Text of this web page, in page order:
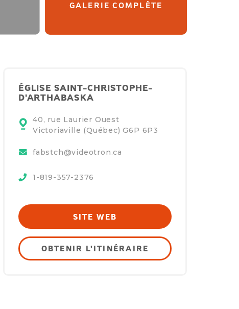
GALERIE COMPLÈTE
ÉGLISE SAINT-CHRISTOPHE-
D'ARTHABASKA
40, rue Laurier Ouest
Victoriaville (Québec)G6P 6P3
fabstch@videotron.ca
1-819-357-2376
SITE WEB
OBTENIR L'ITINÉRAIRE